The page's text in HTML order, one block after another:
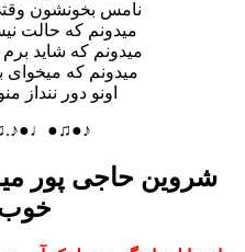
نامس بخونشون
میدونم که حالت
میدونم که شاید
میدونم که
اونو دور ننداز
شروین حاجی پور
خوب